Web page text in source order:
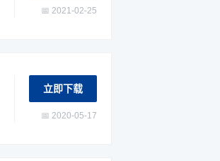
📅 2021-02-25
立即下载
📅 2020-05-17